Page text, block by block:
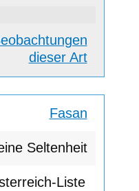
dieser Art
Fasan
Seltenheit